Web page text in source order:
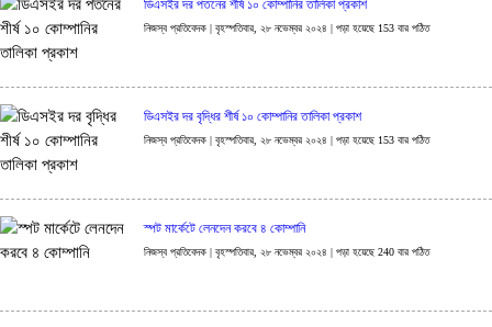
ডিএসইর দর পতনের শীর্ষ ১০ কোম্পানির তালিকা প্রকাশ
নিজস্ব প্রতিবেদক | বৃহস্পতিবার, ২৮ নভেম্বর ২০২৪ | পড়া হয়েছে 153 বার পঠিত
ডিএসইর দর বৃদ্ধির শীর্ষ ১০ কোম্পানির তালিকা প্রকাশ
নিজস্ব প্রতিবেদক | বৃহস্পতিবার, ২৮ নভেম্বর ২০২৪ | পড়া হয়েছে 153 বার পঠিত
স্পট মার্কেটে লেনদেন করবে ৪ কোম্পানি
নিজস্ব প্রতিবেদক | বৃহস্পতিবার, ২৮ নভেম্বর ২০২৪ | পড়া হয়েছে 240 বার পঠিত